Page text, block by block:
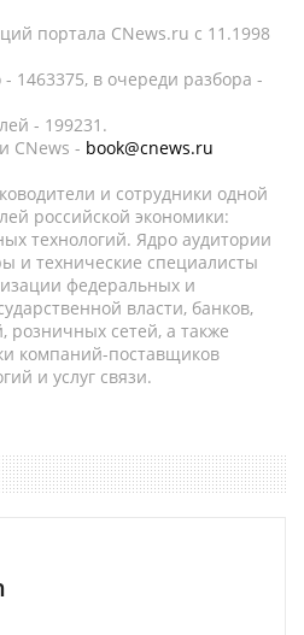
портала CNews.ru c 11.1998
1463375, в очереди разбора -
- 199231.
CNews - book@cnews.ru
и сотрудники одной
российской экономики:
технологий. Ядро аудитории
и технические специалисты
федеральных и
власти, банков,
сетей, а также
компаний-поставщиков
и услуг связи.